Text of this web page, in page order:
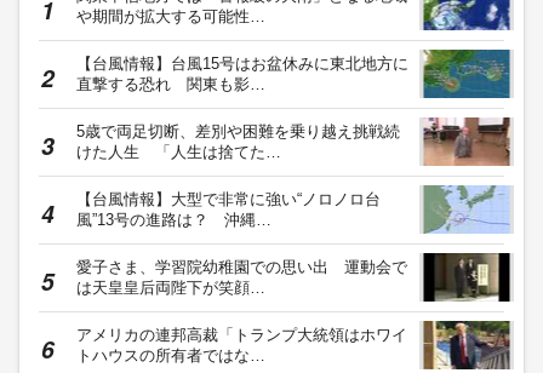
や期間が拡大する可能性…
【台風情報】台風15号はお盆休みに東北地方に
直撃する恐れ 関東も影…
5歳で両足切断、差別や困難を乗り越え挑戦続
けた人生 「人生は捨てた…
【台風情報】大型で非常に強い“ノロノロ台
風”13号の進路は？ 沖縄…
愛子さま、学習院幼稚園での思い出 運動会で
は天皇皇后両陛下が笑顔…
アメリカの連邦高裁「トランプ大統領はホワイ
トハウスの所有者ではな…